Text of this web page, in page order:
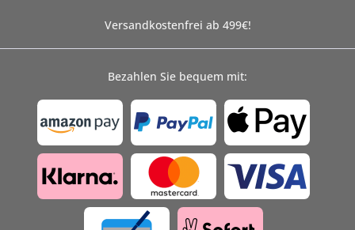
Versandkostenfrei ab 499€!
Bezahlen Sie bequem mit: